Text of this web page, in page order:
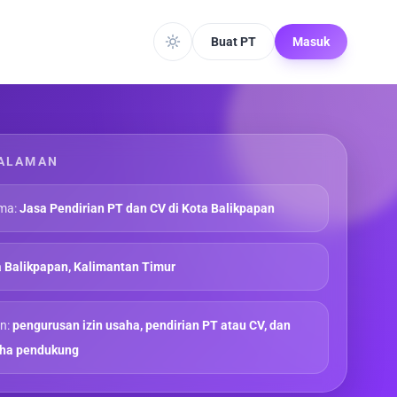
Buat PT Masuk
Jasa Pendirian PT dan CV di Kota Balikpapan
Balikpapan, Kalimantan Timur
pengurusan izin usaha, pendirian PT atau CV, dan
pendukung